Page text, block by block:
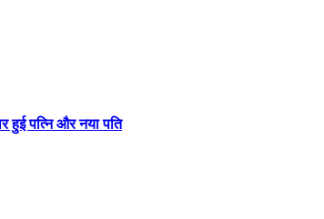
हुई पत्नि और नया पति